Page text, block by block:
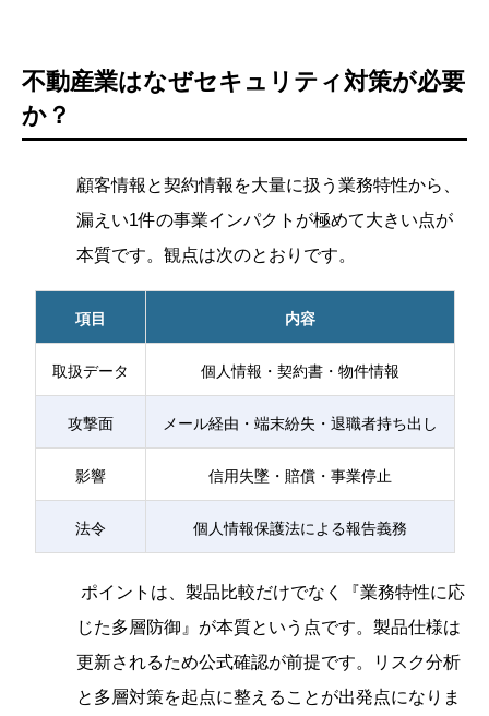
不動産業はなぜセキュリティ対策が必要
か？
顧客情報と契約情報を大量に扱う業務特性から、
漏えい1件の事業インパクトが極めて大きい点が
本質です。観点は次のとおりです。
項目 内容
取扱データ 個人情報・契約書・物件情報
攻撃面 メール経由・端末紛失・退職者持ち出し
影響 信用失墜・賠償・事業停止
法令 個人情報保護法による報告義務
ポイントは、製品比較だけでなく『業務特性に応
じた多層防御』が本質という点です。製品仕様は
更新されるため公式確認が前提です。リスク分析
と多層対策を起点に整えることが出発点になりま